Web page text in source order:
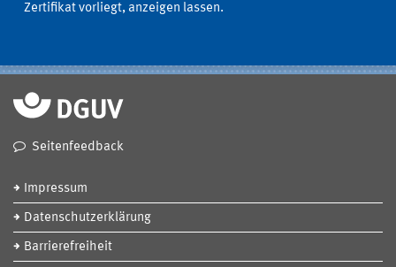
Zertifikat vorliegt, anzeigen lassen.
Seitenfeedback
Impressum
Datenschutzerklärung
Barrierefreiheit